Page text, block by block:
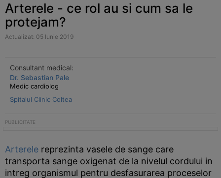
Arterele - ce rol au si cum sa le
protejam?
Actualizat: 05 Iunie 2019
Consultant medical:
Dr. Sebastian Pale
Medic cardiolog
Spitalul Clinic Coltea
Arterele reprezinta vasele de sange care
transporta sange oxigenat de la nivelul cordului in
intreg organismul pentru desfasurarea proceselor